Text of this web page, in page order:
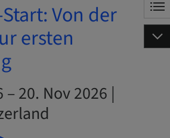
Von der
ersten
– 20. Nov 2026 |